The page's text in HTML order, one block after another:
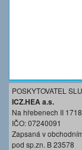
POSKYTOVATEL
ICZ.HEA a.s.
Na hřebenech II
IČO: 07240091
Zapsaná v
pod sp.zn. B 23578